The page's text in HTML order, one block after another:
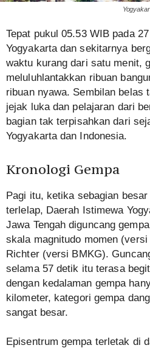
Tepat pukul 05.53 WIB pada
Yogyakarta dan sekitarnya
waktu kurang dari satu menit,
meluluhlantakkan ribuan
ribuan nyawa. Sembilan belas
jejak luka dan pelajaran dari
bagian tak terpisahkan dari
Yogyakarta dan Indonesia.
Kronologi Gempa
Pagi itu, ketika sebagian
terlelap, Daerah Istimewa
Jawa Tengah diguncang
skala magnitudo momen
Richter (versi BMKG).
selama 57 detik itu terasa
dengan kedalaman gempa
kilometer, kategori gempa
sangat besar.
Episentrum gempa terletak di